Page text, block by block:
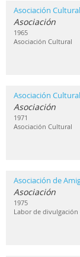
Asociación
Asociación
1965
Asociación Cultural
Asociación
Asociación
1971
Asociación Cultural
Asociación de
Asociación
1975
Labor de